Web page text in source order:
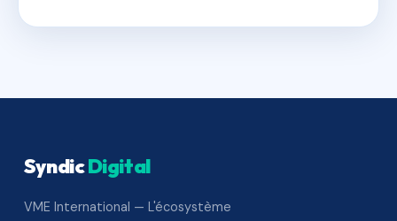
SyndicDigital
VME International — L'écosystème